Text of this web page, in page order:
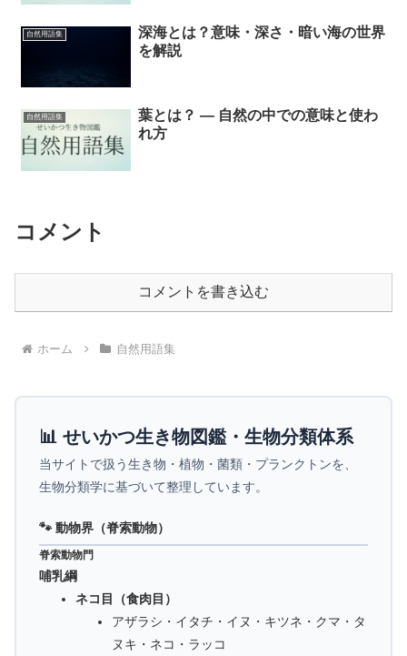
自然用語集
深海とは？意味・深さ・暗い海の世界
を解説
自然用語集
葉とは？ ― 自然の中での意味と使わ
れ方
コメント
コメントを書き込む
ホーム 自然用語集
📊 せいかつ生き物図鑑・生物分類体系
当サイトで扱う生き物・植物・菌類・プランクトンを、
生物分類学に基づいて整理しています。
🐾 動物界（脊索動物）
脊索動物門
哺乳綱
ネコ目（食肉目）
アザラシ・イタチ・イヌ・キツネ・クマ・タ
ヌキ・ネコ・ラッコ